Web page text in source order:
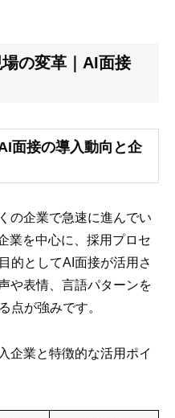
の変革｜AI面接
面接の導入動向と企
の企業で急速に進んでい
業を中心に、採用プロセ
的としてAI面接が活用さ
や表情、言語パターンを
点が強みです。
企業と特徴的な活用ポイ